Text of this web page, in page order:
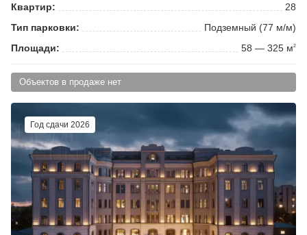
Квартир:
28
Тип парковки:
Подземный (77 м/м)
Площади:
58 — 325 м2
Объектов в продаже нет
Год сдачи 2026